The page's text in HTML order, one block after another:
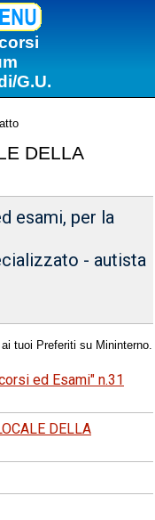
G.U.
DELLA
esami, per la
- autista
tuoi Preferiti su Mininterno.
ed Esami" n.31
DELLA